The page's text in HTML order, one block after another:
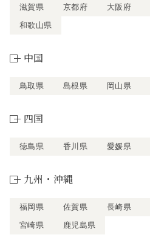
滋賀県 京都府 大阪府
和歌山県
中国
鳥取県 島根県 岡山県
四国
徳島県 香川県 愛媛県
九州・沖縄
福岡県 佐賀県 長崎県
宮崎県
鹿児島県